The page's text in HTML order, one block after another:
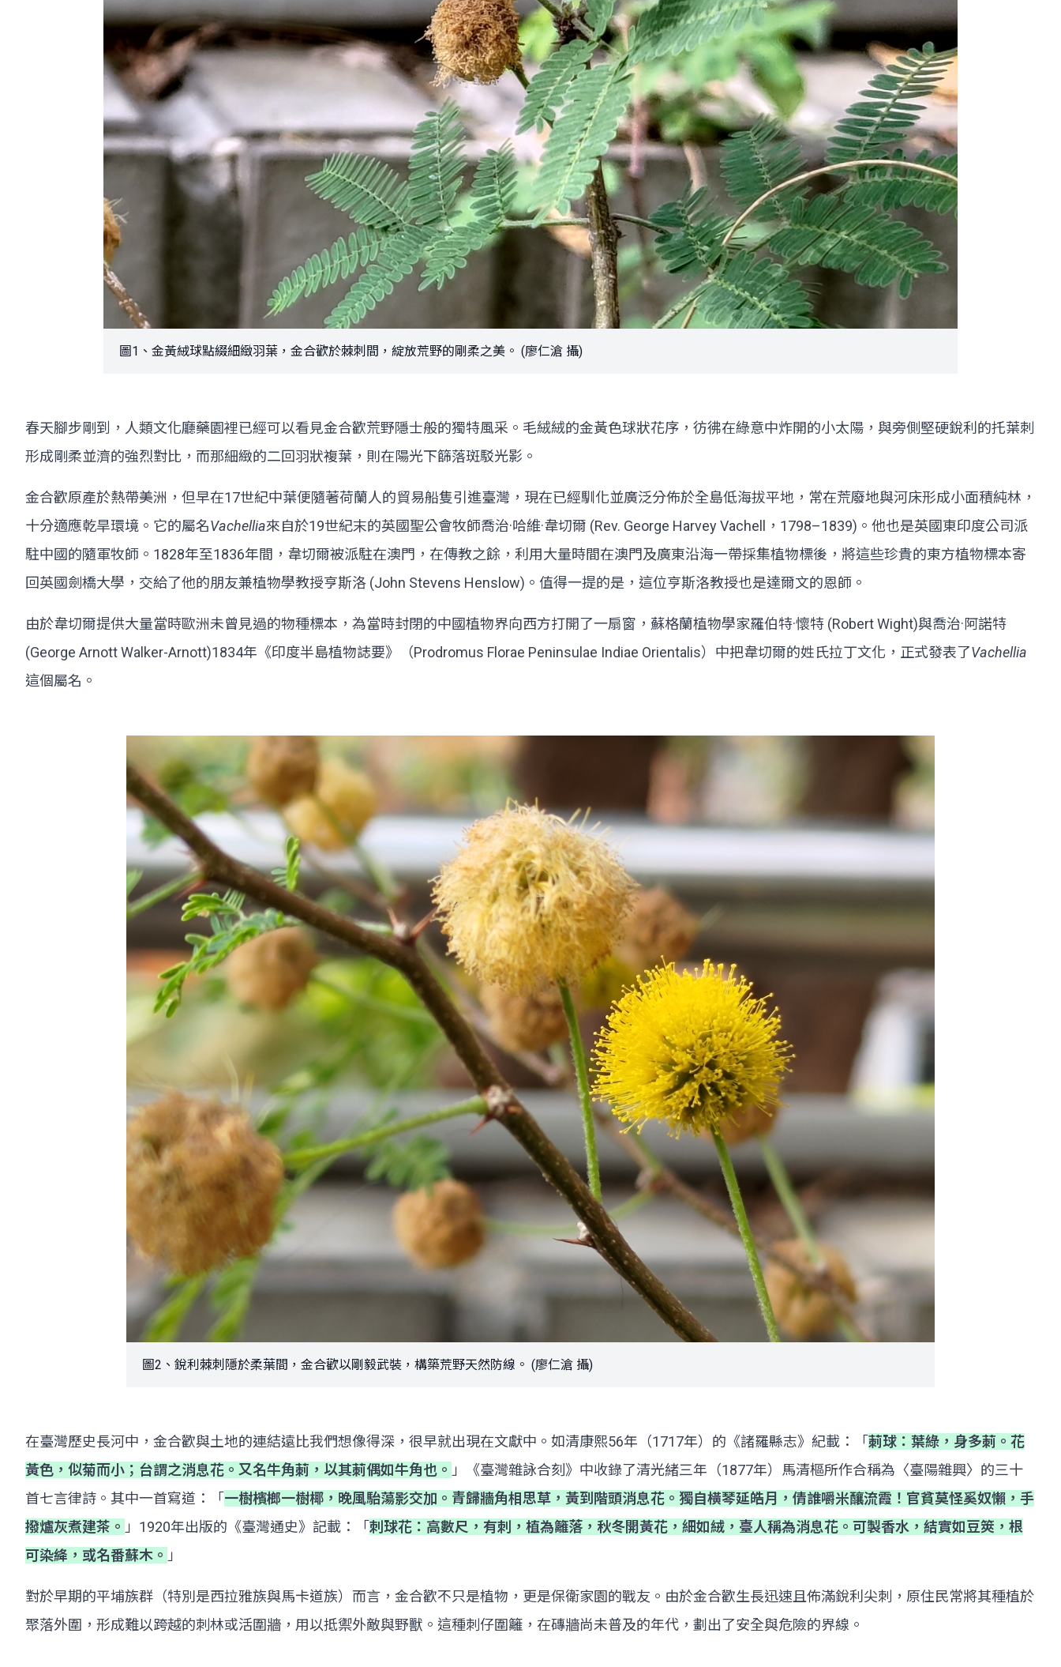
圖1、金黃絨球點綴細緻羽葉，金合歡於棘刺間，綻放荒野的剛柔之美。 (廖仁滄 攝)
春天腳步剛到，人類文化廳藥園裡已經可以看見金合歡荒野隱士般的獨特風采。毛絨絨的金黃色球狀花序，彷彿在綠意中炸開的小太陽，與旁側堅硬銳利的托葉刺
形成剛柔並濟的強烈對比，而那細緻的二回羽狀複葉，則在陽光下篩落斑駁光影。
金合歡原產於熱帶美洲，但早在17世紀中葉便隨著荷蘭人的貿易船隻引進臺灣，現在已經馴化並廣泛分佈於全島低海拔平地，常在荒廢地與河床形成小面積純林，
十分適應乾旱環境。它的屬名Vachellia來自於19世紀末的英國聖公會牧師喬治·哈維·韋切爾 (Rev. George Harvey Vachell，1798–1839)。他也是英國東印度公司派
駐中國的隨軍牧師。1828年至1836年間，韋切爾被派駐在澳門，在傳教之餘，利用大量時間在澳門及廣東沿海一帶採集植物標後，將這些珍貴的東方植物標本寄
回英國劍橋大學，交給了他的朋友兼植物學教授亨斯洛 (John Stevens Henslow)。值得一提的是，這位亨斯洛教授也是達爾文的恩師。
由於韋切爾提供大量當時歐洲未曾見過的物種標本，為當時封閉的中國植物界向西方打開了一扇窗，蘇格蘭植物學家羅伯特·懷特 (Robert Wight)與喬治·阿諾特
(George Arnott Walker-Arnott)1834年《印度半島植物誌要》（Prodromus Florae Peninsulae Indiae Orientalis）中把韋切爾的姓氏拉丁文化，正式發表了Vachellia
這個屬名。
圖2、銳利棘刺隱於柔葉間，金合歡以剛毅武裝，構築荒野天然防線。 (廖仁滄 攝)
在臺灣歷史長河中，金合歡與土地的連結遠比我們想像得深，很早就出現在文獻中。如清康熙56年（1717年）的《諸羅縣志》紀載：「 莿球：葉綠，身多莿。花
黃色，似菊而小；台謂之消息花。又名牛角莿，以其莿偶如牛角也。 」《臺灣雜詠合刻》中收錄了清光緒三年（1877年）馬清樞所作合稱為〈臺陽雜興〉的三十
首七言律詩。其中一首寫道：「 一樹檳榔一樹椰，晚風駘蕩影交加。青歸牆角相思草，黃到階頭消息花。獨自橫琴延皓月，倩誰嚼米釀流霞！官貧莫怪奚奴懶，手
撥爐灰煮建茶。 」1920年出版的《臺灣通史》記載：「 刺球花：高數尺，有刺，植為籬落，秋冬開黃花，細如絨，臺人稱為消息花。可製香水，結實如豆筴，根
可染絳，或名番蘇木。 」
對於早期的平埔族群（特別是西拉雅族與馬卡道族）而言，金合歡不只是植物，更是保衛家園的戰友。由於金合歡生長迅速且佈滿銳利尖刺，原住民常將其種植於
聚落外圍，形成難以跨越的刺林或活圍牆，用以抵禦外敵與野獸。這種刺仔圍籬，在磚牆尚未普及的年代，劃出了安全與危險的界線。